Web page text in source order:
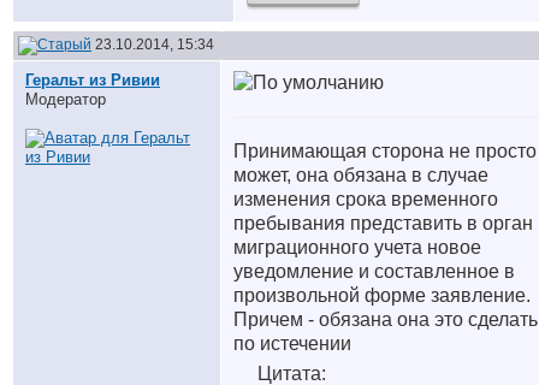
23.10.2014, 15:34
Геральт из Ривии
Модератор
Принимающая сторона не просто
может, она обязана в случае
изменения срока временного
пребывания представить в орган
миграционного учета новое
уведомление и составленное в
произвольной форме заявление.
Причем - обязана она это
по истечении
Цитата: